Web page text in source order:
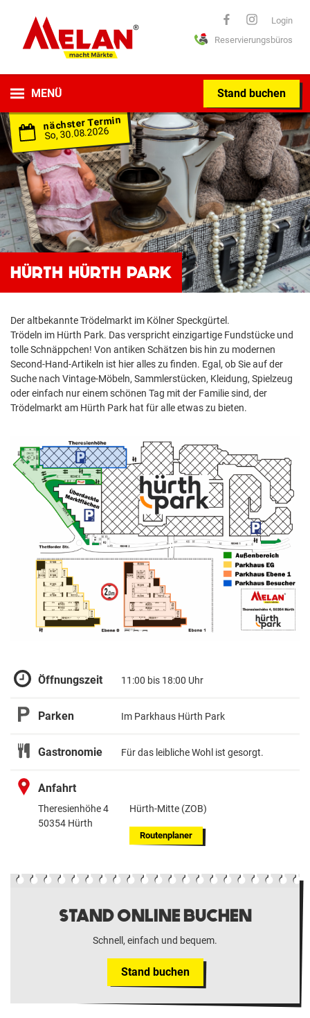
Login
Reservierungsbüros
Stand buchen
MENÜ
nächster Termin
So, 30.08.2026
HÜRTH HÜRTH PARK
Der altbekannte Trödelmarkt im Kölner Speckgürtel.
Trödeln im Hürth Park. Das verspricht einzigartige Fundstücke und
tolle Schnäppchen! Von antiken Schätzen bis hin zu modernen
Second-Hand-Artikeln ist hier alles zu finden. Egal, ob Sie auf der
Suche nach Vintage-Möbeln, Sammlerstücken, Kleidung, Spielzeug
oder einfach nur einem schönen Tag mit der Familie sind, der
Trödelmarkt am Hürth Park hat für alle etwas zu bieten.
Öffnungszeit 11:00 bis 18:00 Uhr
Parken Im Parkhaus Hürth Park
Gastronomie Für das leibliche Wohl ist gesorgt.
Anfahrt
Theresienhöhe 4
50354 Hürth
Hürth-Mitte (ZOB)
Routenplaner
STAND ONLINE BUCHEN
Schnell, einfach und bequem.
Stand buchen